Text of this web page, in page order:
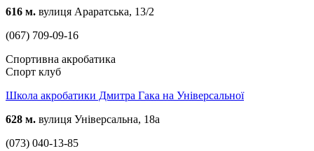
616 м. вулиця Араратська, 13/2
(067) 709-09-16
Спортивна акробатика
Спорт клуб
Школа акробатики Дмитра Гака на Універсальної
628 м. вулиця Універсальна, 18а
(073) 040-13-85